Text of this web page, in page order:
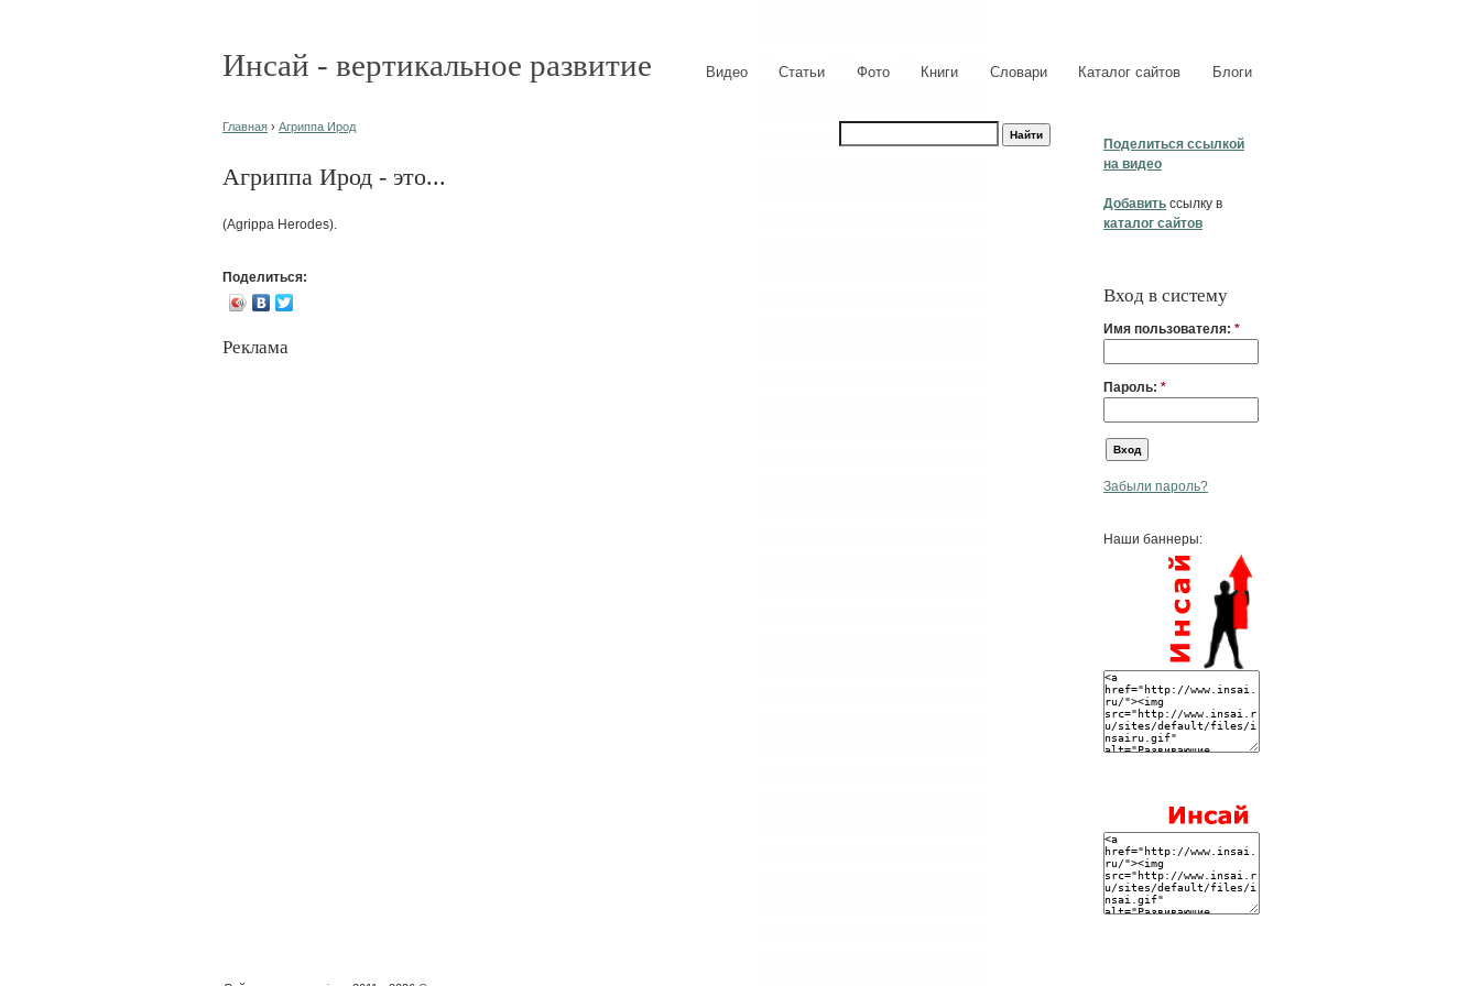
Инсай - вертикальное развитие Видео Статьи Фото Книги Словари Каталог сайтов Блоги
Поделиться ссылкой
на видео
Добавить ссылку в
каталог сайтов
Вход в систему
Имя пользователя: *
Пароль: *
Забыли пароль?
Наши баннеры:
Главная › Агриппа Ирод
Агриппа Ирод - это...
(Agrippa Herodes).
Поделиться:
Реклама